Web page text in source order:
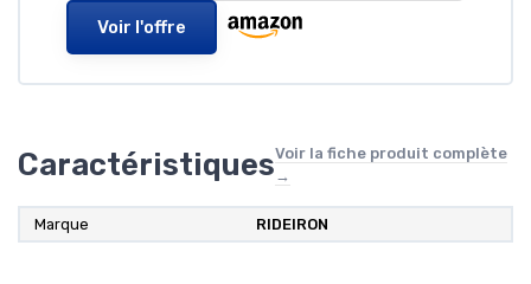
Voir l'offre
CaractéristiquesVoir la fiche produit complète
→
Marque RIDEIRON